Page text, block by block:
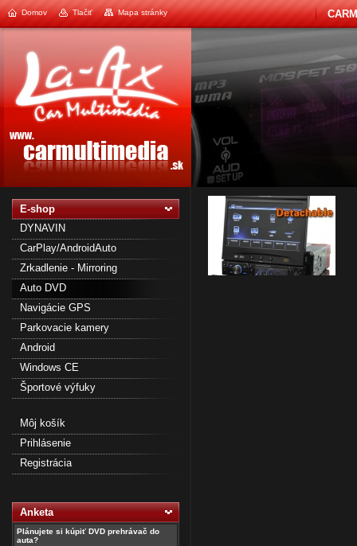
Domov Tlačiť Mapa stránky
E-shop
DYNAVIN
CarPlay/AndroidAuto
Zrkadlenie - Mirroring
Auto DVD
Navigácie GPS
Parkovacie kamery
Android
Windows CE
Športové výfuky
Môj košík
Prihlásenie
Registrácia
Anketa
Plánujete si kúpiť DVD prehrávač do
auta?